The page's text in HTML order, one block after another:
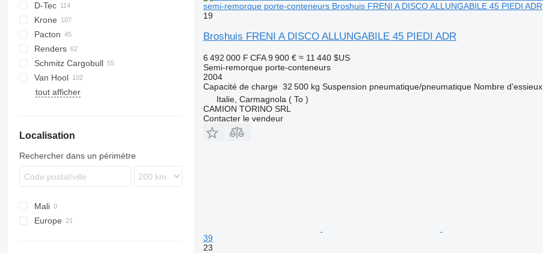
2 series
2CONNECT-5
3 series
3 UCC
4 series
5 series
ADR
BPO
CCS
D-Tec
CT
FT
EF
Sliding
Stack
ADR
OPL
OPP
SDS
T-series
SB
Krone
SD
SDC
SC
XS
S 24
SW
0-2
0-3
O-3
G-series
SL
S-series
Pacton
ET3
T-series
TXC
Renders
Euro
ROC
Kaiser
Schmitz Cargobull
S-series
SCB
SGF
SPA
CS
SP
Van Hool
A-series
LPRS
NS
38
tout afficher
Localisation
Rechercher dans un périmètre
Mali
Europe
semi-remorque porte-conteneurs Broshuis FRENI A DISCO ALLUNGABILE 45 PIEDI ADR
19
Broshuis FRENI A DISCO ALLUNGABILE 45 PIEDI ADR
6 492 000 F CFA 9 900 € ≈ 11 440 $US
Semi-remorque porte-conteneurs
2004
Capacité de charge 32 500 kg Suspension pneumatique/pneumatique Nombre d'essieux
Italie, Carmagnola ( To )
CAMION TORINO SRL
Contacter le vendeur
39
23